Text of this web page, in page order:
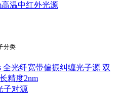
温中红外光源
分类
全光纤宽带偏振纠缠光子源 双
精度2nm
子对源